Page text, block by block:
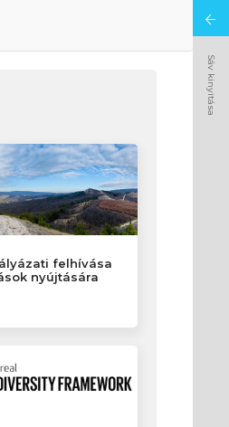
felhívása
nyújtására
Sáv kinyitása